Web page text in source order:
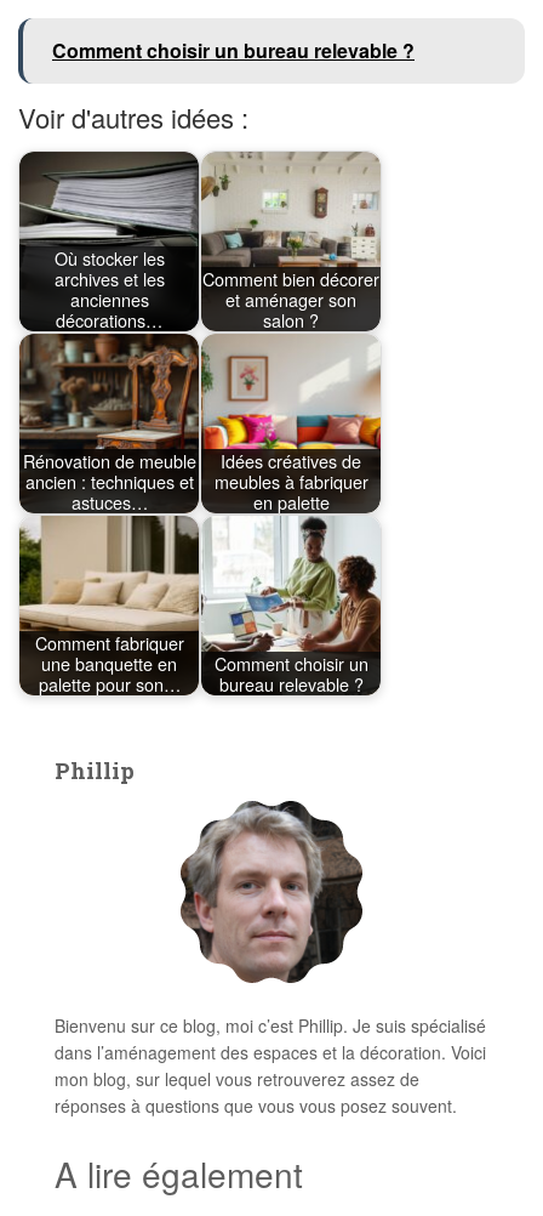
Comment choisir un bureau relevable ?
Voir d'autres idées :
Où stocker les
archives et les
anciennes
décorations…
Comment bien décorer
et aménager son
salon ?
Rénovation de meuble
ancien : techniques et
astuces…
Idées créatives de
meubles à fabriquer
en palette
Comment fabriquer
une banquette en
palette pour son…
Comment choisir un
bureau relevable ?
Phillip
Bienvenu sur ce blog, moi c’est Phillip. Je suis spécialisé
dans l’aménagement des espaces et la décoration. Voici
mon blog, sur lequel vous retrouverez assez de
réponses à questions que vous vous posez souvent.
A lire également